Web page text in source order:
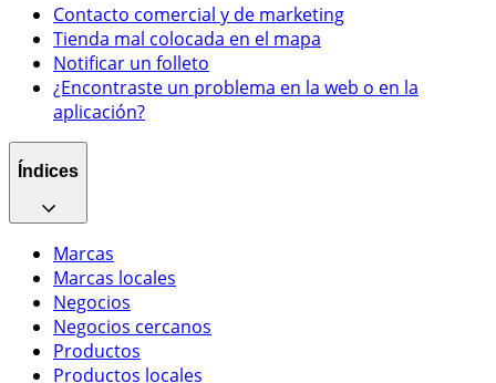
Contacto comercial y de marketing
Tienda mal colocada en el mapa
Notificar un folleto
¿Encontraste un problema en la web o en la
aplicación?
Índices
Marcas
Marcas locales
Negocios
Negocios cercanos
Productos
Productos locales